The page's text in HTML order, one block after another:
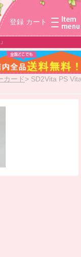
登録 カート
カード> SD2Vita PS